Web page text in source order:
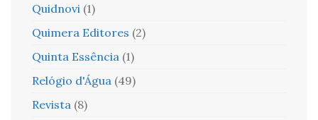
Quidnovi (1)
Quimera Editores (2)
Quinta Essência (1)
Relógio d'Água (49)
Revista (8)